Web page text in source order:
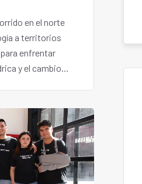
en el norte
a territorios
enfrentar
y el cambio